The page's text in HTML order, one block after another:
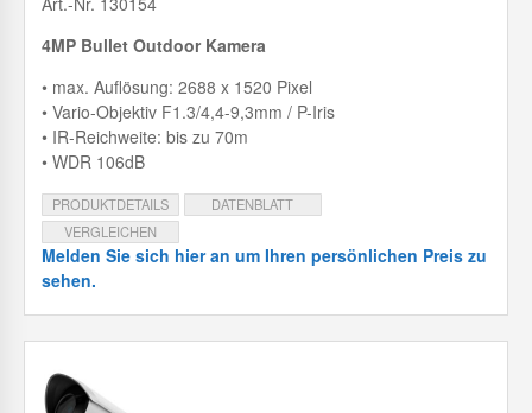
4MP Bullet Outdoor Kamera
• max. Auflösung: 2688 x 1520 Pixel
• Vario-Objektiv F1.3/4,4-9,3mm / P-Iris
• IR-Reichweite: bis zu 70m
• WDR 106dB
PRODUKTDETAILS
DATENBLATT
VERGLEICHEN
Melden Sie sich hier an um Ihren persönlichen Preis zu
sehen.